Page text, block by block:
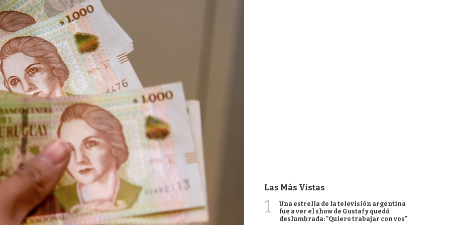
Las Más Vistas
1
Una estrella de la televisión argentina
fue a ver el show de Gustaf y quedó
deslumbrada: "Quiero trabajar con vos"